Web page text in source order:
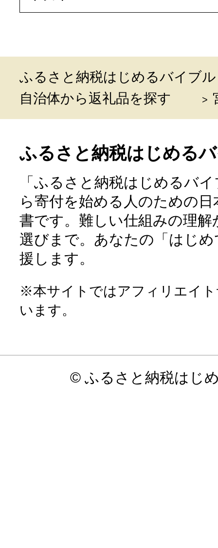
ふるさと納税はじめるバイブル
自治体から返礼品を探す
ふるさと納税はじめる
「ふるさと納税はじめるバ
ら寄付を始める人のための
書です。難しい仕組みの理
選びまで。あなたの「はじ
援します。
※本サイトではアフィリエイ
います。
© ふるさと納税はじ